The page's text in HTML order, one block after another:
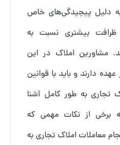
دلیل پیچیدگی‌های خاص
ظرافت بیشتری نسبت به
مشاورین املاک در این
دارند و باید با قوانین
تجاری به طور کامل آشنا
برخی از نکات مهمی که
معاملات املاک تجاری به